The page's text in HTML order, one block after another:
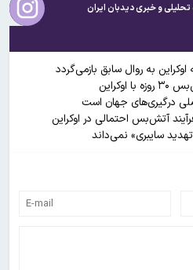
تحلیلی و خبریدیدبان ایران
به روال سابق بازمی‌گردد
درگیری‌های جهان است
آتش‌بس احتمالی در اوکراین
سایبری» نمی‌داند